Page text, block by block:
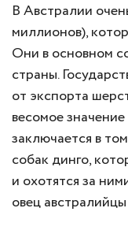
В Австралии
миллионов),
Они в основном
страны.
от экспорта
весомое
заключается в
собак динго,
и охотятся за
овец